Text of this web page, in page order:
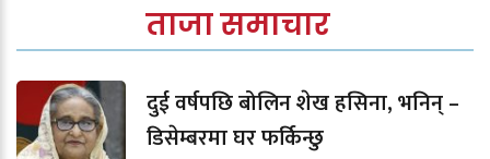
ताजा समाचार
दुई वर्षपछि बोलिन शेख हसिना, भनिन् –
डिसेम्बरमा घर फर्किन्छु